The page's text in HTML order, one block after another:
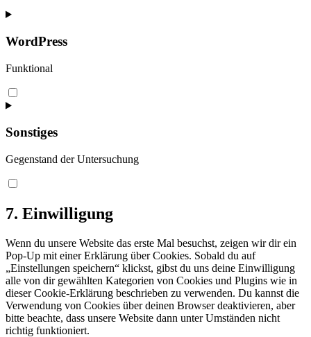
WordPress
Funktional
Consent
to
wordpress
Sonstiges
Gegenstand der Untersuchung
Consent
service
sonstiges
7. Einwilligung
Wenn du unsere Website das erste Mal besuchst, zeigen wir dir ein
Pop-Up mit einer Erklärung über Cookies. Sobald du auf
„Einstellungen speichern“ klickst, gibst du uns deine Einwilligung
alle von dir gewählten Kategorien von Cookies und Plugins wie in
dieser Cookie-Erklärung beschrieben zu verwenden. Du kannst die
Verwendung von Cookies über deinen Browser deaktivieren, aber
bitte beachte, dass unsere Website dann unter Umständen nicht
richtig funktioniert.